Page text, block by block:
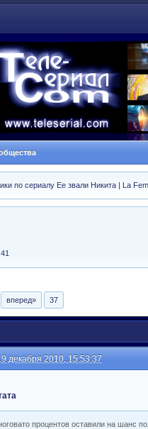
по сериалу Ее звали Никита | La
вперед» 37
декабря 2010, 15:53:37
процентов оставили на шанс